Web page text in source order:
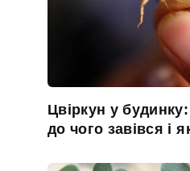
Цвіркун у
до чого завівся і